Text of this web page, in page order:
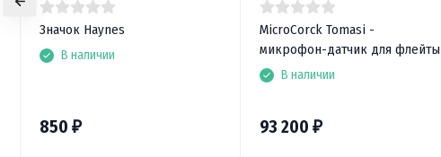
Значок Haynes
В наличии
850 ₽
MicroCorck Tomasi -
микрофон-датчик для флейты
В наличии
93 200 ₽